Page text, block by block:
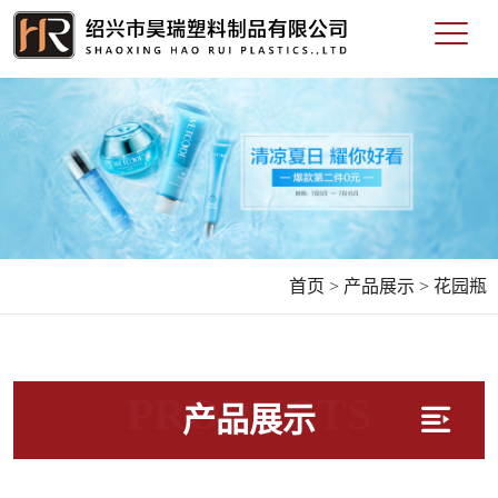
首页 > 产品展示 > 花园瓶
产品展示
PRODUCTS